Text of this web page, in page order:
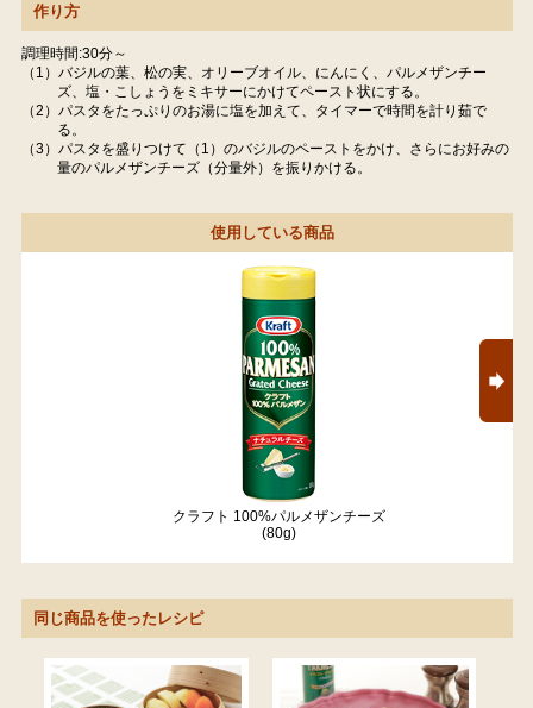
作り方
調理時間:30分～
（1）バジルの葉、松の実、オリーブオイル、にんにく、パルメザンチー
ズ、塩・こしょうをミキサーにかけてペースト状にする。
（2）パスタをたっぷりのお湯に塩を加えて、タイマーで時間を計り茹で
る。
（3）パスタを盛りつけて（1）のバジルのペーストをかけ、さらにお好みの
量のパルメザンチーズ（分量外）を振りかける。
使用している商品
クラフト 100%パルメザンチーズ
(80g)
同じ商品を使ったレシピ